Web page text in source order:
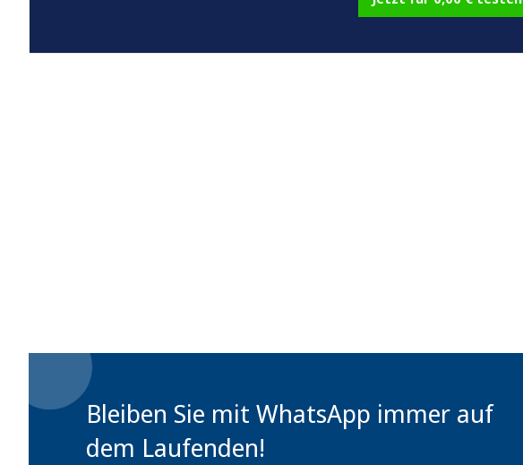
Bleiben Sie mit WhatsApp immer auf
dem Laufenden!